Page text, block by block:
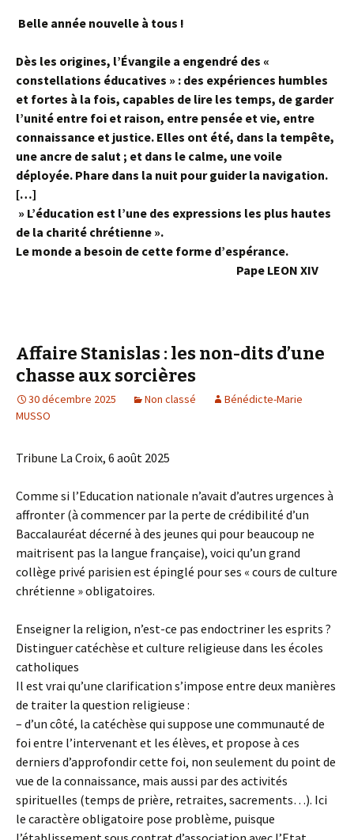
Belle année nouvelle à tous !
Dès les origines, l’Évangile a engendré des «
constellations éducatives » : des expériences humbles
et fortes à la fois, capables de lire les temps, de garder
l’unité entre foi et raison, entre pensée et vie, entre
connaissance et justice. Elles ont été, dans la tempête,
une ancre de salut ; et dans le calme, une voile
déployée. Phare dans la nuit pour guider la navigation.
[…]
» L’éducation est l’une des expressions les plus hautes
de la charité chrétienne ».
Le monde a besoin de cette forme d’espérance.
Pape LEON XIV
Affaire Stanislas : les non-dits d’une
chasse aux sorcières
30 décembre 2025 Non classé
Bénédicte-Marie
MUSSO
Tribune La Croix, 6 août 2025
Comme si l’Education nationale n’avait d’autres urgences à
affronter (à commencer par la perte de crédibilité d’un
Baccalauréat décerné à des jeunes qui pour beaucoup ne
maitrisent pas la langue française), voici qu’un grand
collège privé parisien est épinglé pour ses « cours de culture
chrétienne » obligatoires.
Enseigner la religion, n’est-ce pas endoctriner les esprits ?
Distinguer catéchèse et culture religieuse dans les écoles
catholiques
Il est vrai qu’une clarification s’impose entre deux manières
de traiter la question religieuse :
– d’un côté, la catéchèse qui suppose une communauté de
foi entre l’intervenant et les élèves, et propose à ces
derniers d’approfondir cette foi, non seulement du point de
vue de la connaissance, mais aussi par des activités
spirituelles (temps de prière, retraites, sacrements…). Ici
le caractère obligatoire pose problème, puisque